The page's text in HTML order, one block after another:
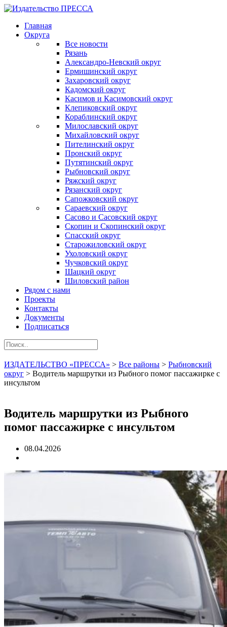
Главная
Округа
Все новости
Рязань
Александро-Невский округ
Ермишинский округ
Захаровский округ
Кадомский округ
Касимов и Касимовский округ
Клепиковский округ
Кораблинский округ
Милославский округ
Михайловский округ
Пителинский округ
Пронский округ
Путятинский округ
Рыбновский округ
Ряжский округ
Рязанский округ
Сапожковский округ
Сараевский округ
Сасово и Сасовский округ
Скопин и Скопинский округ
Спасский округ
Старожиловский округ
Ухоловский округ
Чучковский округ
Шацкий округ
Шиловский район
Рядом с нами
Проекты
Контакты
Документы
Подписаться
ИЗДАТЕЛЬСТВО «ПРЕССА» > Все районы > Рыбновский
округ > Водитель маршрутки из Рыбного помог пассажирке с
инсультом
Водитель маршрутки из Рыбного
помог пассажирке с инсультом
08.04.2026